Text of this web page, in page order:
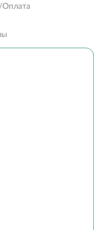
Оплата
ответы